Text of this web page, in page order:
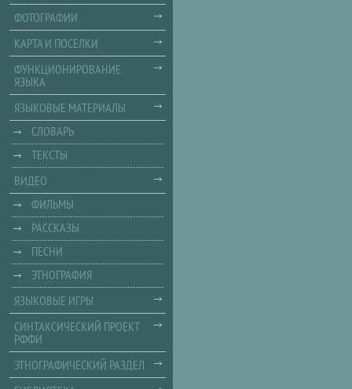
ФОТОГРАФИИ
КАРТА И ПОСЕЛКИ
ФУНКЦИОНИРОВАНИЕ
ЯЗЫКА
ЯЗЫКОВЫЕ МАТЕРИАЛЫ
СЛОВАРЬ
ТЕКСТЫ
ВИДЕО
ФИЛЬМЫ
РАССКАЗЫ
ПЕСНИ
ЭТНОГРАФИЯ
ЯЗЫКОВЫЕ ИГРЫ
СИНТАКСИЧЕСКИЙ ПРОЕКТ
РФФИ
ЭТНОГРАФИЧЕСКИЙ РАЗДЕЛ